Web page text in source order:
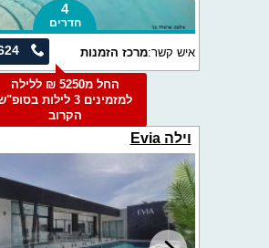
4
חדרים
איש קשר:מרכז הזמנות
החל מ5250 ₪ ללילה
למזמינים 3 לילות
הקרוב
וילה Evia